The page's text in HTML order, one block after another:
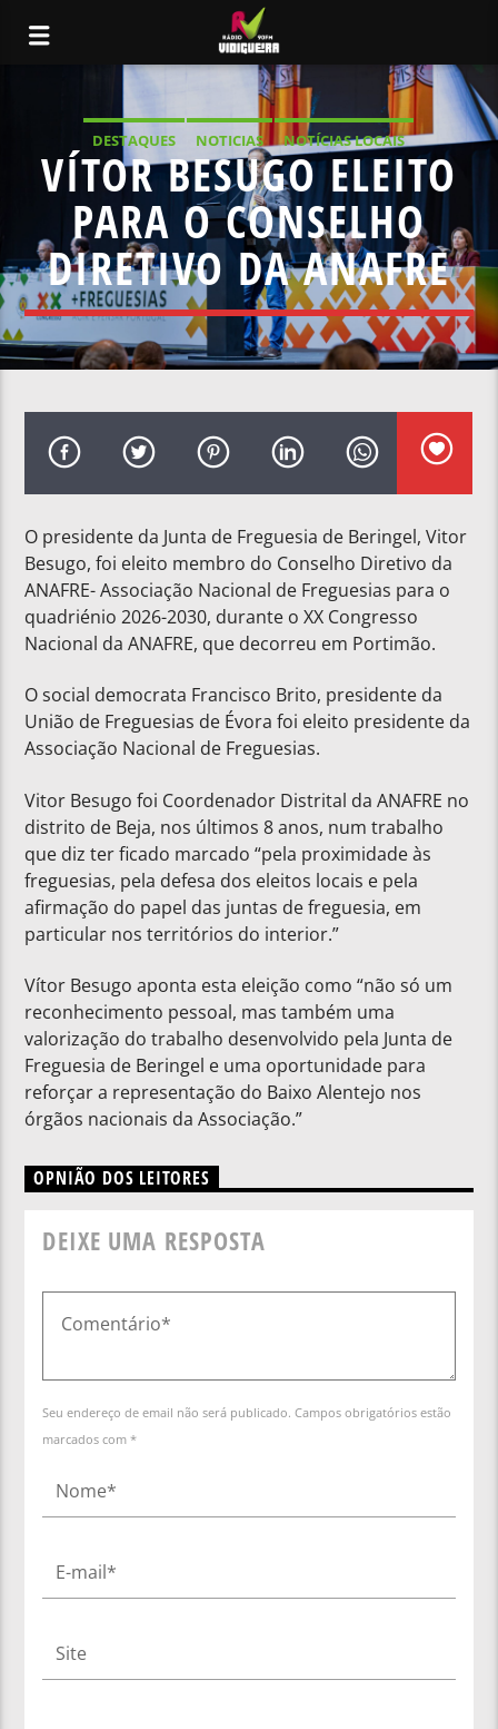
DESTAQUES NOTICIAS
NOTÍCIAS LOCAIS
NOTÍCIAS NACIONAIS
VÍTOR BESUGO ELEITO
PARA O CONSELHO
DIRETIVO DA ANAFRE
O presidente da Junta de Freguesia de Beringel, Vitor
Besugo, foi eleito membro do Conselho Diretivo da
ANAFRE- Associação Nacional de Freguesias para o
quadriénio 2026-2030, durante o XX Congresso
Nacional da ANAFRE, que decorreu em Portimão.
O social democrata Francisco Brito, presidente da
União de Freguesias de Évora foi eleito presidente da
Associação Nacional de Freguesias.
Vitor Besugo foi Coordenador Distrital da ANAFRE no
distrito de Beja, nos últimos 8 anos, num trabalho
que diz ter ficado marcado “pela proximidade às
freguesias, pela defesa dos eleitos locais e pela
afirmação do papel das juntas de freguesia, em
particular nos territórios do interior.”
Vítor Besugo aponta esta eleição como “não só um
reconhecimento pessoal, mas também uma
valorização do trabalho desenvolvido pela Junta de
Freguesia de Beringel e uma oportunidade para
reforçar a representação do Baixo Alentejo nos
órgãos nacionais da Associação.”
OPNIÃO DOS LEITORES
DEIXE UMA RESPOSTA
Seu endereço de email não será publicado. Campos obrigatórios estão
marcados com *